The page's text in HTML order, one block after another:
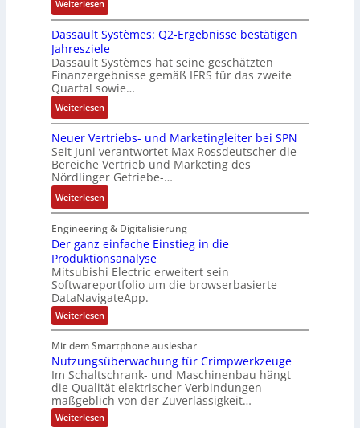
A
n
l
a
g
e
n
b
a
u
:
P
o
s
i
t
i
v
e
M
o
m
e
n
t
a
n
-
K
i
t
E
n
c
d
e
r
e
r
t
r
i
a
n
g
a
t
o
ü
c
k
g
r
a
t
d
e
r
F
a
b
r
k
Weiterlesen:
R
o
s
e
S
y
s
t
e
m
t
e
c
h
n
i
k
-
G
e
s
h
ä
f
t
Dassault Systèmes: Q2-Ergebnisse bestätigen
Jahresziele
Dassault Systèmes hat seine geschätzten
Finanzergebnisse gemäß IFRS für das zweite
Quartal sowie…
Weiterlesen:
D
a
s
s
a
u
l
t
S
y
s
t
è
m
s
:
Q
2
-
Neuer Vertriebs- und Marketingleiter bei SPN
Seit Juni verantwortet Max Rossdeutscher die
Bereiche Vertrieb und Marketing des
Nördlinger Getriebe-…
Weiterlesen:
N
e
u
e
r
V
e
r
t
r
i
e
b
s
-
Engineering & Digitalisierung
Der ganz einfache Einstieg in die
Produktionsanalyse
Mitsubishi Electric erweitert sein
Softwareportfolio um die browserbasierte
DataNavigateApp.
Weiterlesen:
D
r
g
a
n
z
e
i
Mit dem Smartphone auslesbar
Nutzungsüberwachung für Crimpwerkzeuge
Im Schaltschrank- und Maschinenbau hängt
die Qualität elektrischer Verbindungen
maßgeblich von der Zuverlässigkeit…
Weiterlesen: